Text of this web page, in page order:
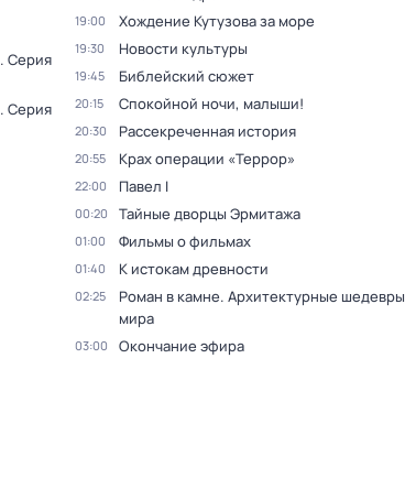
. Серия
. Серия
19:00 Хождение Кутузова за море
19:30 Новости культуры
19:45 Библейский сюжет
20:15 Спокойной ночи, малыши!
20:30 Рассекреченная история
20:55 Крах операции «Террор»
22:00 Павел I
00:20 Тайные дворцы Эрмитажа
01:00 Фильмы о фильмах
01:40 К истокам древности
02:25
Роман в камне. Архитектурные шедевры
мира
03:00 Окончание эфира